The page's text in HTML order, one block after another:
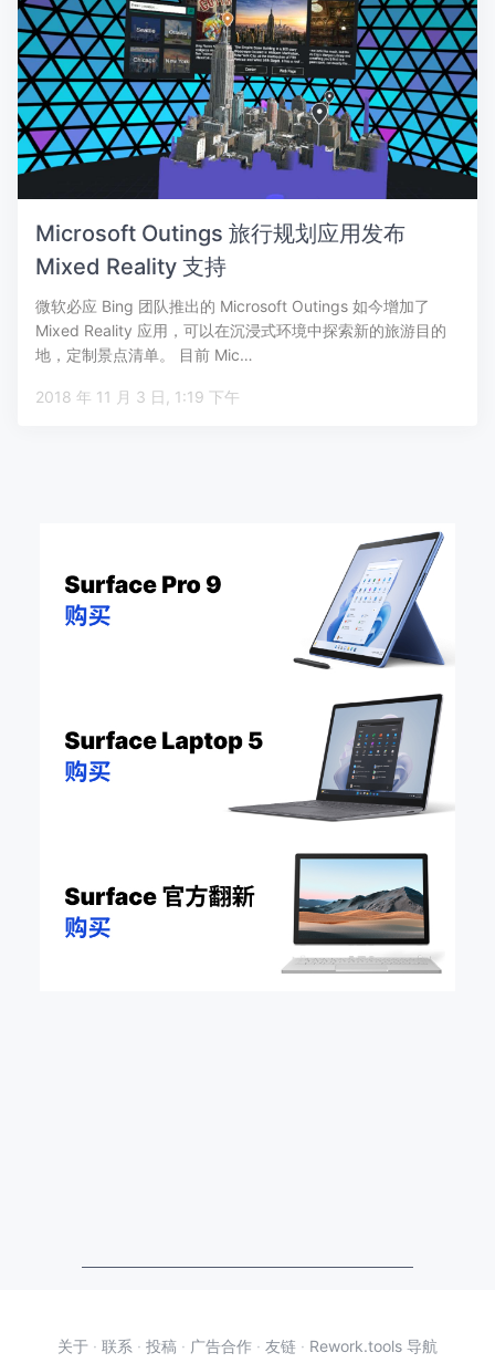
Microsoft Outings 旅行规划应用发布
Mixed Reality 支持
微软必应 Bing 团队推出的 Microsoft Outings 如今增加了
Mixed Reality 应用，可以在沉浸式环境中探索新的旅游目的
地，定制景点清单。 目前 Mic…
2018 年 11 月 3 日, 1:19 下午
关于 · 联系 · 投稿 · 广告合作 · 友链 · Rework.tools 导航